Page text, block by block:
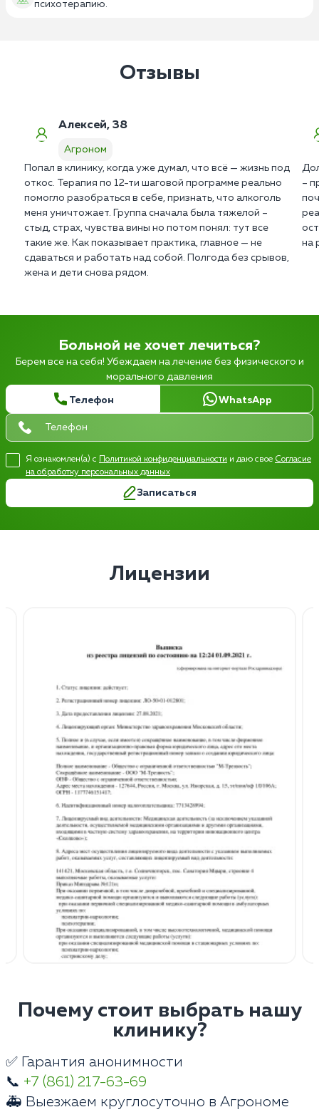
психотерапию.
Отзывы
Алексей, 38
Агроном
Попал в клинику, когда уже думал, что всё — жизнь под
откос. Терапия по 12-ти шаговой программе реально
помогло разобраться в себе, признать, что алкоголь
меня уничтожает. Группа сначала была тяжелой –
стыд, страх, чувства вины но потом понял: тут все
такие же. Как показывает практика, главное — не
сдаваться и работать над собой. Полгода без срывов,
жена и дети снова рядом.
–
на
Больной не хочет лечиться?
Берем все на себя! Убеждаем на лечение без физического и
морального давления
Телефон WhatsApp
Я ознакомлен(а) с Политикой конфиденциальности и даю свое Согласие
на обработку персональных данных
Записаться
Лицензии
Почему стоит выбрать нашу
клинику?
✅ Гарантия анонимности
📞 +7 (861) 217-63-69
🚑 Выезжаем круглосуточно в Агрономе